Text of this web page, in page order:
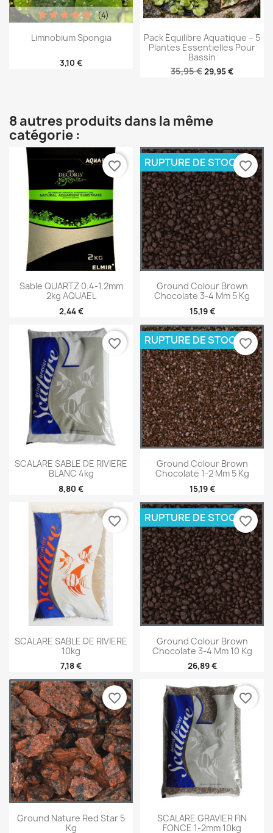
Limnobium Spongia
3,10 €
(4)
Pack Équilibre Aquatique – 5
Plantes Essentielles Pour
Bassin
35,95 €29,95 €
8 autres produits dans la même
catégorie :
Sable QUARTZ 0.4-1.2mm
2kg AQUAEL
2,44 €
favorite_border
Ground Colour Brown
Chocolate 3-4 Mm 5 Kg
15,19 €
RUPTURE DE STOCKfavorite_border
SCALARE SABLE DE RIVIERE
BLANC 4kg
8,80 €
favorite_border
Ground Colour Brown
Chocolate 1-2 Mm 5 Kg
15,19 €
RUPTURE DE STOCKfavorite_border
SCALARE SABLE DE RIVIERE
10kg
7,18 €
favorite_border
Ground Colour Brown
Chocolate 3-4 Mm 10 Kg
26,89 €
RUPTURE DE STOCKfavorite_border
Ground Nature Red Star 5
Kg
favorite_border
SCALARE GRAVIER FIN
FONCE 1-2mm 10kg
favorite_border